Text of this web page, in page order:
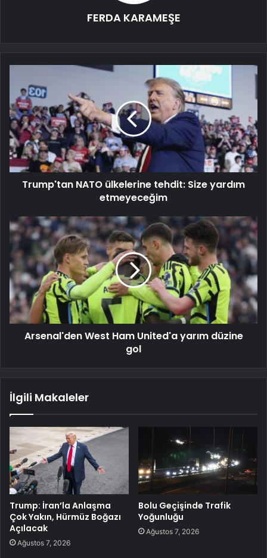
FERDA KARAMEŞE
Trump'tan NATO ülkelerine tehdit: Size yardım
etmeyeceğim
Arsenal'den West Ham United'a yarım düzine
gol
İlgili Makaleler
Trump: İran’la Anlaşma
Çok Yakın, Hürmüz Boğazı
Açılacak
Ağustos 7, 2026
Bolu Geçişinde Trafik
Yoğunluğu
Ağustos 7, 2026